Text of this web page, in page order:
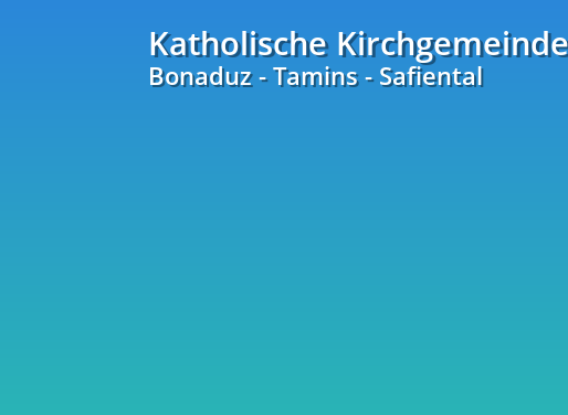
Katholische
Bonaduz - Tamins - Safiental